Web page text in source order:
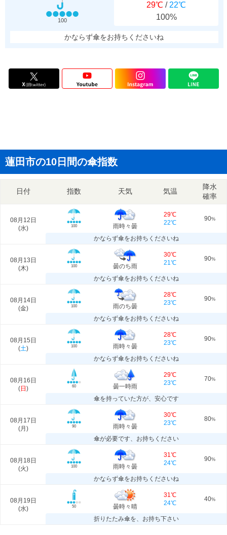
100
29℃ / 22℃
100%
かならず傘をお持ちくださいね
蓮田市の10日間の傘指数
日付 指数 天気 気温
降水
確率
08月12日
(水) 100 雨時々曇
29℃
22℃
90%
かならず傘をお持ちくださいね
08月13日
(木) 100 曇のち雨
30℃
21℃
90%
かならず傘をお持ちくださいね
08月14日
(金) 100 雨のち曇
28℃
23℃
90%
かならず傘をお持ちくださいね
08月15日
(土) 100 雨時々曇
28℃
23℃
90%
かならず傘をお持ちくださいね
08月16日
(日 ) 60 曇一時雨
29℃
23℃
70%
傘を持っていた方が、安心です
08月17日
(月 ) 90 雨時々曇
30℃
23℃
80%
傘が必要です、お持ちください
08月18日
(火) 100 雨時々曇
31℃
24℃
90%
かならず傘をお持ちくださいね
08月19日
(水) 50 曇時々晴
31℃
24℃
40%
折りたたみ傘を、お持ち下さい